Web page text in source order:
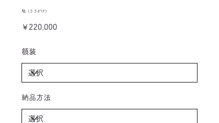
魁（さきがけ）
格
￥220,000
額装
納品方法